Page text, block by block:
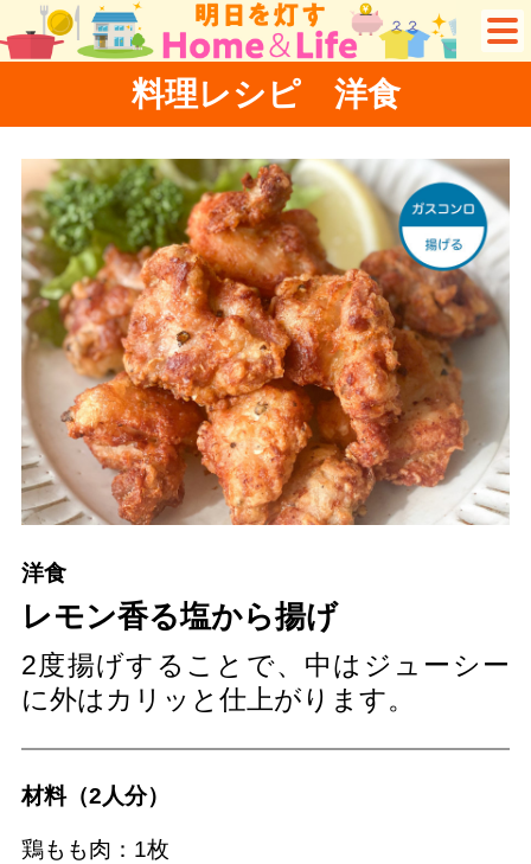
料理レシピ 洋食
洋食
レモン香る塩から揚げ
2度揚げすることで、中はジューシー
に外はカリッと仕上がります。
材料（2人分）
鶏もも肉：1枚